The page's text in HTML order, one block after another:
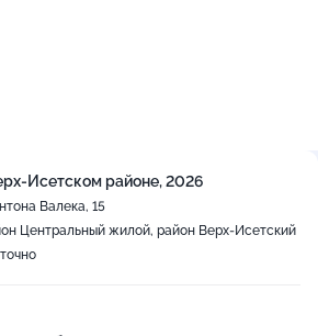
Исетском районе, 2026
Валека, 15
Центральный жилой, район Верх-Исетский